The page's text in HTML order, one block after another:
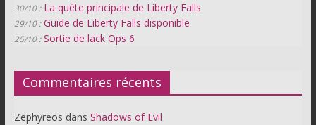
30/10 : La quête principale de Liberty Falls
29/10 : Guide de Liberty Falls disponible
25/10 : Sortie de lack Ops 6
Commentaires récents
Zephyreos dans Shadows of Evil